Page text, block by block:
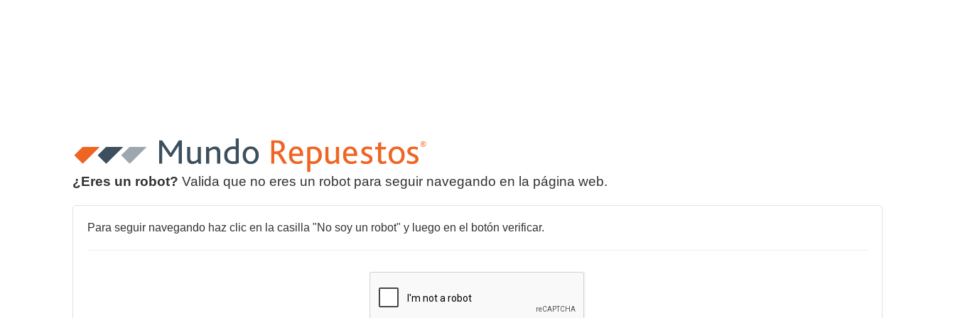
¿Eres un robot? Valida que no eres un robot para seguir navegando en la página web.
Para seguir navegando haz clic en la casilla "No soy un robot" y luego en el botón verificar.